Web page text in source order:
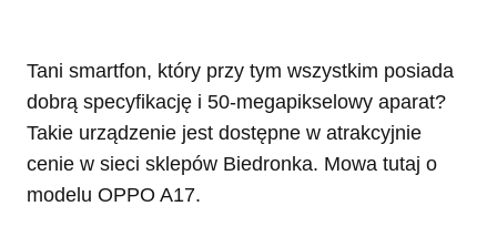
Tani smartfon, który przy tym wszystkim posiada
dobrą specyfikację i 50-megapikselowy aparat?
Takie urządzenie jest dostępne w atrakcyjnie
cenie w sieci sklepów Biedronka. Mowa tutaj o
modelu OPPO A17.